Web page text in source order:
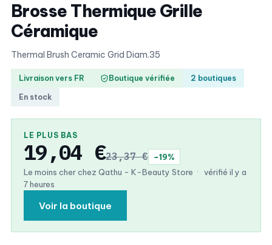
Brosse Thermique Grille
Céramique
Thermal Brush Ceramic Grid Diam.35
Livraison vers FR Boutique vérifiée
2 boutiques
En stock
LE PLUS BAS
19,04 €23,37 €
−19%
Le moins cher chez Qathu - K-Beauty Store ·
vérifié il y a
7 heures
Voir la boutique